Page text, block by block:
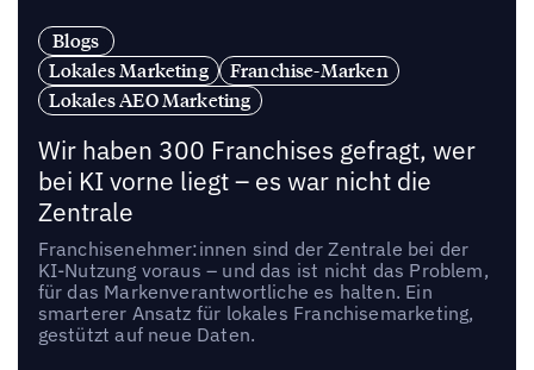
Blogs
Lokales Marketing
Franchise-Marken
Lokales AEO Marketing
Wir haben 300 Franchises gefragt, wer
bei KI vorne liegt – es war nicht die
Zentrale
Franchisenehmer:innen sind der Zentrale bei der
KI-Nutzung voraus – und das ist nicht das Problem,
für das Markenverantwortliche es halten. Ein
smarterer Ansatz für lokales Franchisemarketing,
gestützt auf neue Daten.